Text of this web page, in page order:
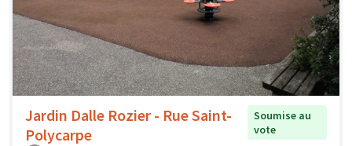
Jardin Dalle Rozier - Rue Saint-
Polycarpe
Soumise au
vote